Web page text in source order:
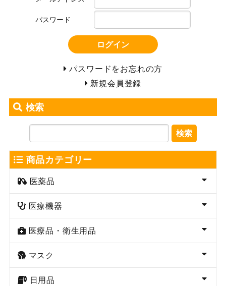
パスワード
ログイン
パスワードをお忘れの方
新規会員登録
検索
検索
商品カテゴリー
医薬品
医療機器
医療品・衛生用品
マスク
日用品